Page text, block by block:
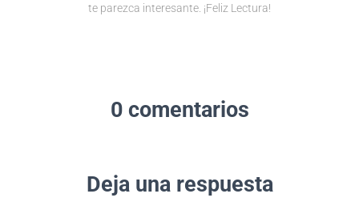
te parezca interesante. ¡Feliz Lectura!
0 comentarios
Deja una respuesta